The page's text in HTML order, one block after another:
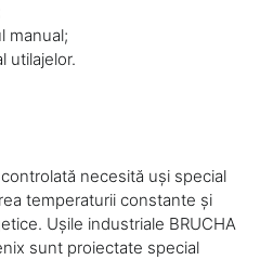
manual;
utilajelor.
necesită uși special
temperaturii constante și
Ușile industriale BRUCHA
sunt proiectate special